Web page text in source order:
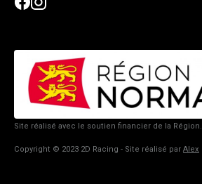
Site réalisé avec le soutien financier de la Région.
Copyright © 2023 2D Racing - Site réalisé par Alex